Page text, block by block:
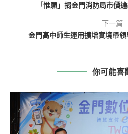
「惟願」捐金門消防局市價
下一篇
金門高中師生運用擴增實境帶
你可能喜